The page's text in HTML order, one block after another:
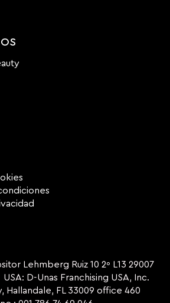
Lehmberg Ruiz 10 2º L13 29007
Unas Franchising USA, Inc.
Hallandale, FL 33009 office 460